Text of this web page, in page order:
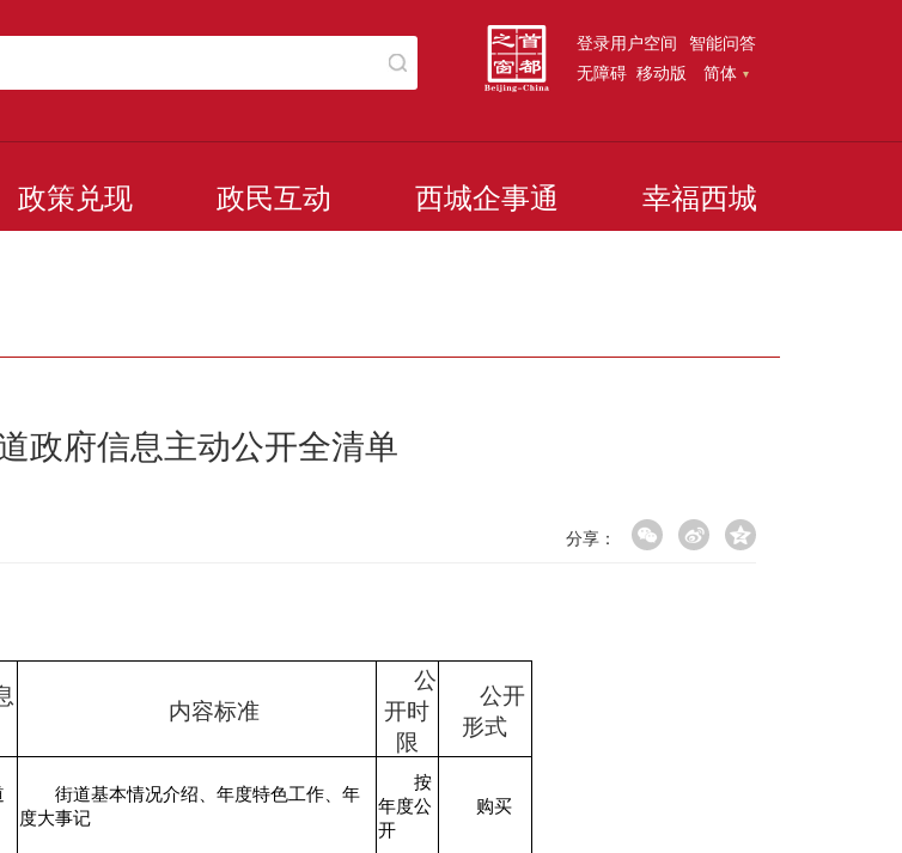
登录用户空间 智能问答
无障碍 移动版 简体
政策兑现 政民互动 西城企事通 幸福西城
政府信息主动公开全清单
分享：
内容标准
公
开时
限
公开
形式
街道基本情况介绍、年度特色工作、年
度大事记
按
年度公
开
购买